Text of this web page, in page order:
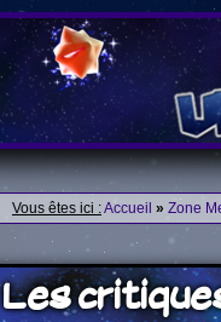
Vous êtes ici :Accueil » Zone
Les